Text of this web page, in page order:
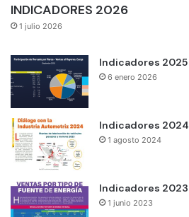
INDICADORES 2026
1 julio 2026
Indicadores 2025
6 enero 2026
Indicadores 2024
1 agosto 2024
Indicadores 2023
1 junio 2023